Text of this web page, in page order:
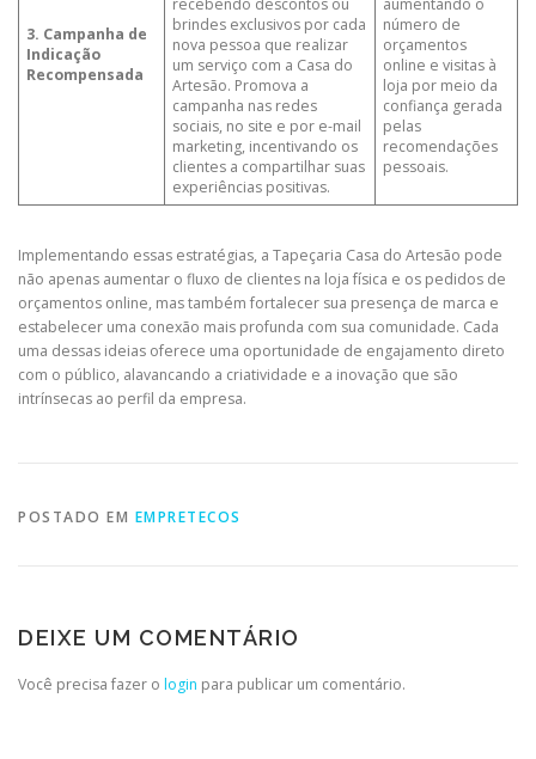
3. Campanha de
Indicação
Recompensada
brindes exclusivos por cada
nova pessoa que realizar
um serviço com a Casa do
Artesão. Promova a
campanha nas redes
sociais, no site e por e-mail
marketing, incentivando os
clientes a compartilhar suas
experiências positivas.
número de
orçamentos
online e visitas à
loja por meio da
confiança gerada
pelas
recomendações
pessoais.
Implementando essas estratégias, a Tapeçaria Casa do Artesão pode
não apenas aumentar o fluxo de clientes na loja física e os pedidos de
orçamentos online, mas também fortalecer sua presença de marca e
estabelecer uma conexão mais profunda com sua comunidade. Cada
uma dessas ideias oferece uma oportunidade de engajamento direto
com o público, alavancando a criatividade e a inovação que são
intrínsecas ao perfil da empresa.
POSTADO EM EMPRETECOS
DEIXE UM COMENTÁRIO
Você precisa fazer o login para publicar um comentário.